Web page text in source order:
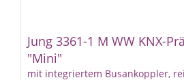
Jung 3361-1 M WW KNX-
"Mini"
mit integriertem Busankoppler,